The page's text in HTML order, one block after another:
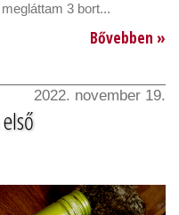
3 bort...
Bővebben »
2022. november 19.